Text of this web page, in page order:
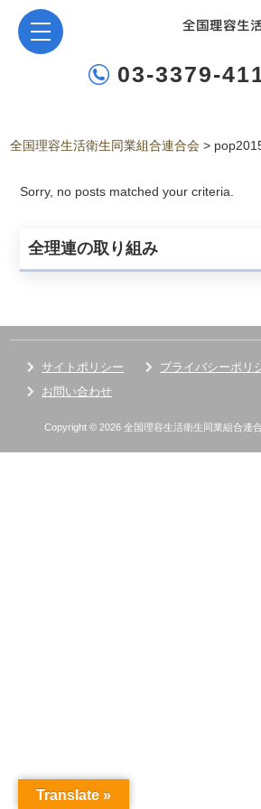
03-3379-
全国理容生活衛生同業組合連合会 >
Sorry, no posts matched your criteria.
全理連の取り組み
サイトポリシー プライバシーポリ
お問い合わせ
Copyright © 2026 全国理容生活衛生同業組合連
Translate »